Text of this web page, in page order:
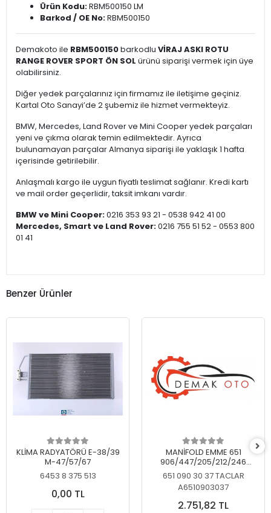
Ürün Kodu:RBM500150 LM
Barkod / OE No:RBM500150
Demakoto ile RBM500150barkodlu VİRAJ ASKI ROTU
RANGE ROVER SPORT ÖN SOL ürünü siparişi vermek için üye
olabilirsiniz.
Diğer yedek parçalarınız için firmamız ile iletişime geçiniz.
Kartal Oto Sanayi’de 2 şubemiz ile hizmet vermekteyiz.
BMW, Mercedes, Land Rover ve Mini Cooper yedek parçaları
yeni ve çıkma olarak temin edilmektedir. Ayrıca
bulunamayan parçalar Almanya siparişi ile yaklaşık 1 hafta
içerisinde getirilebilir.
Anlaşmalı kargo ile uygun fiyatlı teslimat sağlanır. Kredi kartı
ve mail order geçerlidir, taksit imkanı vardır.
BMW ve Mini Cooper:0216 353 93 21 - 0538 942 41 00
Mercedes, Smart ve Land Rover:0216 755 51 52 - 0553 800
01 41
Benzer Ürünler
KLİMA RADYATÖRÜ E-38/39
M-47/57/67
6453 8 375 513
0,00 TL
MANİFOLD EMME 651
906/447/205/212/246
KELEBEKSİZ
651 090 30 37 TACLAR
A6510903037
2.751,82 TL